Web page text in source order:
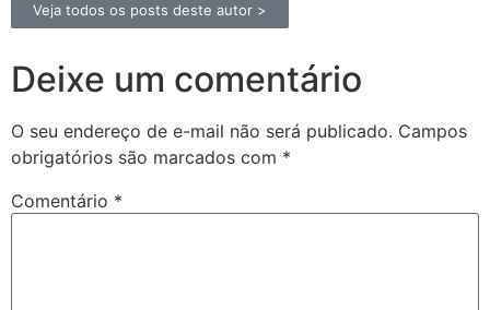
Veja todos os posts deste autor >
Deixe um comentário
O seu endereço de e-mail não será publicado. Campos
obrigatórios são marcados com *
Comentário *